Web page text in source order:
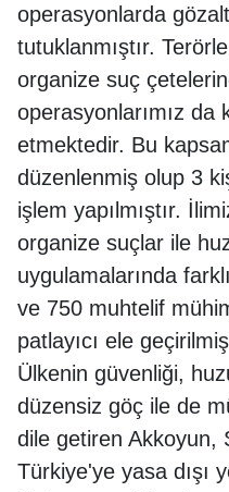
operasyonlarda
tutuklanmıştır.
organize suç
operasyonlarımız da
etmektedir. Bu
düzenlenmiş olup 3
işlem yapılmıştır.
organize suçlar ile
uygulamalarında
ve 750 muhtelif
patlayıcı ele
Ülkenin güvenliği,
düzensiz göç ile de
dile getiren Akkoyun,
Türkiye'ye yasa dışı